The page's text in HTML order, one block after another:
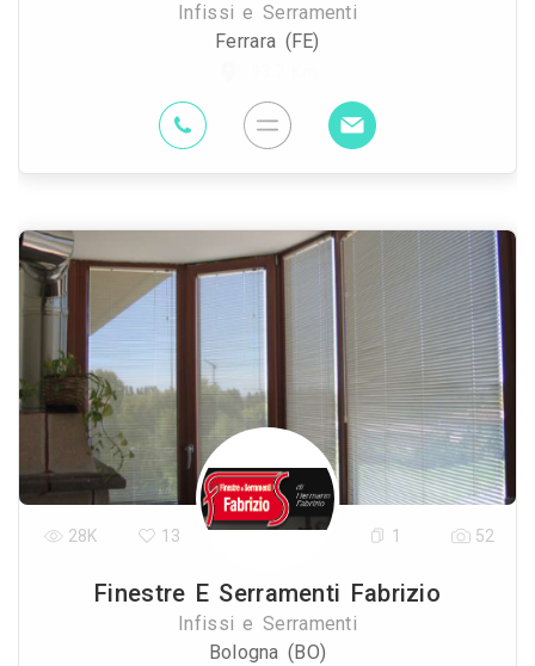
Infissi e Serramenti
Ferrara (FE)
Finestre E Serramenti Fabrizio
Infissi e Serramenti
Bologna (BO)
28K 13 1 52